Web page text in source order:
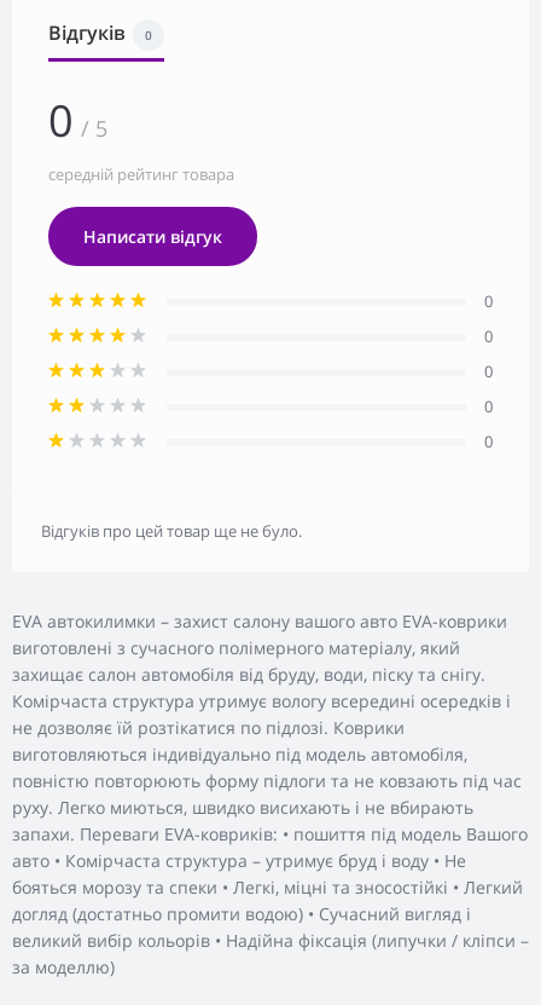
EVA автокилимки – захист салону вашого авто EVA-коврики
виготовлені з сучасного полімерного матеріалу, який
захищає салон автомобіля від бруду, води, піску та снігу.
Комірчаста структура утримує вологу всередині осередків і
не дозволяє їй розтікатися по підлозі. Коврики
виготовляються індивідуально під модель автомобіля,
повністю повторюють форму підлоги та не ковзають під час
руху. Легко миються, швидко висихають і не вбирають
запахи. Переваги EVA-ковриків: • пошиття під модель Вашого
авто • Комірчаста структура – утримує бруд і воду • Не
бояться морозу та спеки • Легкі, міцні та зносостійкі • Легкий
догляд (достатньо промити водою) • Сучасний вигляд і
великий вибір кольорів • Надійна фіксація (липучки / кліпси –
за моделлю)
Відгуків 0
0 / 5
середній рейтинг товара
Написати відгук
0
0
0
0
0
Відгуків про цей товар ще не було.